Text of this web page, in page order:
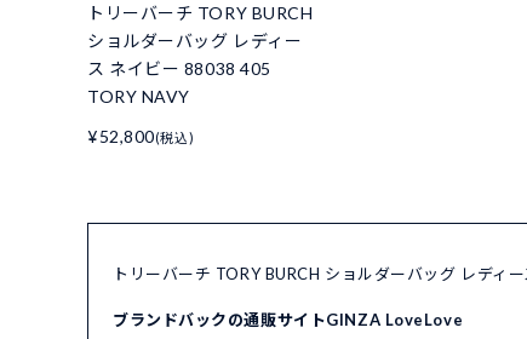
トリーバーチ TORY BURCH
ショルダーバッグ レディー
ス ネイビー 88038 405
TORY NAVY
¥52,800(税込)
トリーバーチ TORY BURCH ショルダーバッグ レディ
ブランドバックの通販サイトGINZA LoveLove